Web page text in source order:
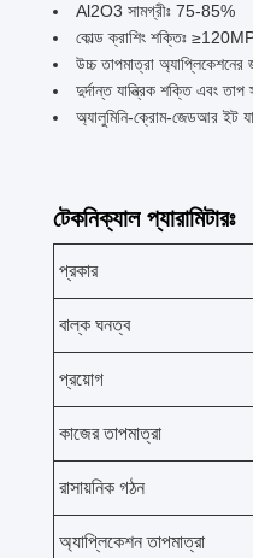
Al2O3 সামগ্রীঃ 75-85%
কোল্ড ক্রাশিং শক্তিঃ
উচ্চ তাপমাত্রা
দুর্দান্ত যান্ত্রিক শক্তি এবং
অ্যালুমিনি-ক্রোম-জেডআর ইট যা
টেকনিক্যাল প্যারামিটারঃ
প্রকার
বাল্ক ঘনত্ব
প্রয়োগ
কাজের তাপমাত্রা
রাসায়নিক গঠন
অ্যাপ্লিকেশন তাপমাত্রা